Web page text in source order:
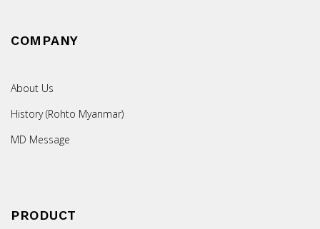
COMPANY
About Us
History (Rohto Myanmar)
MD Message
PRODUCT